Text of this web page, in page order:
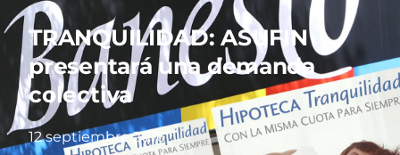
TRANQUILIDAD: ASUFIN
presentará una demanda
colectiva
12 septiembre 2016